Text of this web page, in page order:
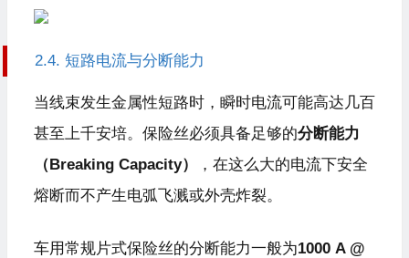
2.4. 短路电流与分断能力
当线束发生金属性短路时，瞬时电流可能高达几百
甚至上千安培。保险丝必须具备足够的分断能力
（Breaking Capacity）
，在这么大的电流下安全
熔断而不产生电弧飞溅或外壳炸裂。
车用常规片式保险丝的分断能力一般为1000 A @